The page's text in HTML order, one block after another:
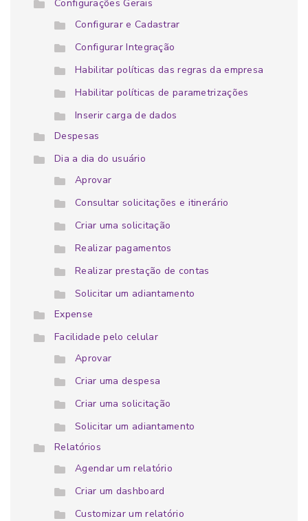
Configurações Gerais
Configurar e Cadastrar
Configurar Integração
Habilitar políticas das regras da empresa
Habilitar políticas de parametrizações
Inserir carga de dados
Despesas
Dia a dia do usuário
Aprovar
Consultar solicitações e itinerário
Criar uma solicitação
Realizar pagamentos
Realizar prestação de contas
Solicitar um adiantamento
Expense
Facilidade pelo celular
Aprovar
Criar uma despesa
Criar uma solicitação
Solicitar um adiantamento
Relatórios
Agendar um relatório
Criar um dashboard
Customizar um relatório